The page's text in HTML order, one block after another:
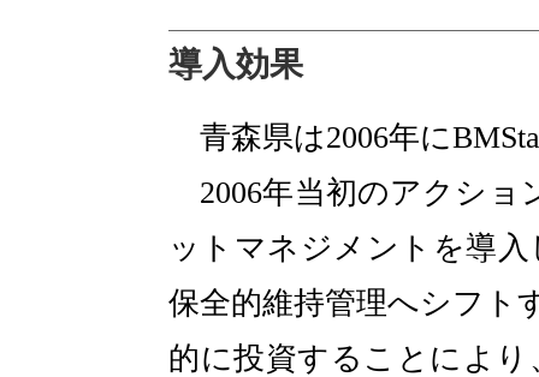
導入効果
青森県は2006年に
2006年当初のアクショ
ットマネジメントを導
保全的維持管理へシフト
的に投資することにより